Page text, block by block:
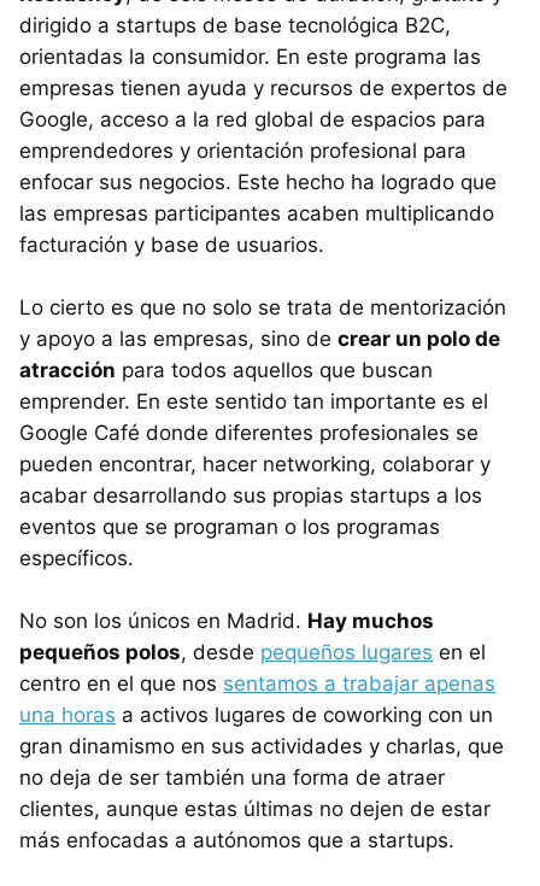
dirigido a startups de base tecnológica B2C,
orientadas la consumidor. En este programa las
empresas tienen ayuda y recursos de expertos de
Google, acceso a la red global de espacios para
emprendedores y orientación profesional para
enfocar sus negocios. Este hecho ha logrado que
las empresas participantes acaben multiplicando
facturación y base de usuarios.
Lo cierto es que no solo se trata de mentorización
y apoyo a las empresas, sino de crear un polo de
atracción para todos aquellos que buscan
emprender. En este sentido tan importante es el
Google Café donde diferentes profesionales se
pueden encontrar, hacer networking, colaborar y
acabar desarrollando sus propias startups a los
eventos que se programan o los programas
específicos.
No son los únicos en Madrid. Hay muchos
pequeños polos, desde pequeños lugares en el
centro en el que nos sentamos a trabajar apenas
una horas a activos lugares de coworking con un
gran dinamismo en sus actividades y charlas, que
no deja de ser también una forma de atraer
clientes, aunque estas últimas no dejen de estar
más enfocadas a autónomos que a startups.